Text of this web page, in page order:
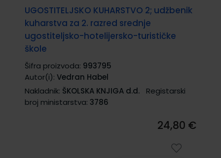
UGOSTITELJSKO KUHARSTVO 2; udžbenik
kuharstva za 2. razred srednje
ugostiteljsko-hotelijersko-turističke
škole
Šifra proizvoda: 993795
Autor(i): Vedran Habel
Nakladnik: ŠKOLSKA KNJIGA d.d.
Registarski
broj ministarstva: 3786
24,80 €